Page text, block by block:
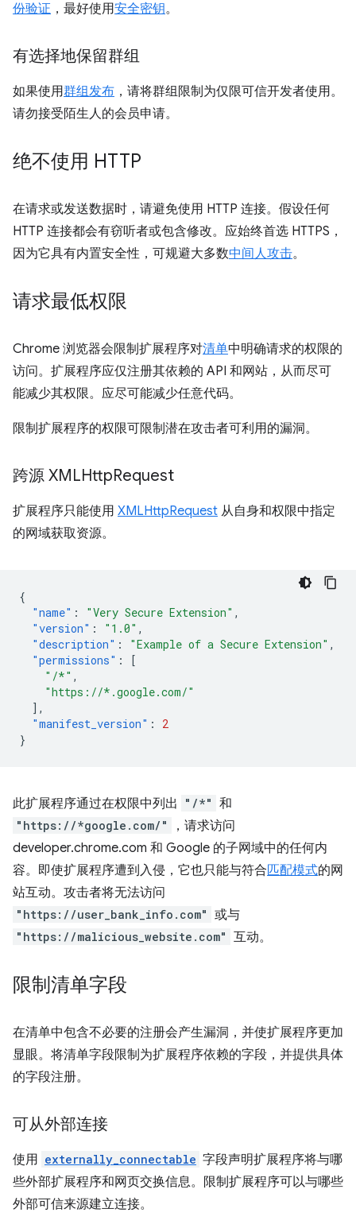
份验证 ，最好使用安全密钥。
有选择地保留群组
如果使用群组发布 ，请将群组限制为仅限可信开发者使用。
请勿接受陌生人的会员申请。
绝不使用 HTTP
在请求或发送数据时，请避免使用 HTTP 连接。假设任何
HTTP 连接都会有窃听者或包含修改。应始终首选 HTTPS，
因为它具有内置安全性，可规避大多数中间人攻击。
请求最低权限
Chrome 浏览器会限制扩展程序对清单中明确请求的权限的
访问。扩展程序应仅注册其依赖的 API 和网站，从而尽可
能减少其权限。应尽可能减少任意代码。
限制扩展程序的权限可限制潜在攻击者可利用的漏洞。
跨源 XMLHttpRequest
扩展程序只能使用 XMLHttpRequest 从自身和权限中指定
的网域获取资源。
{
"name" : "Very Secure Extension" ,
"version" : "1.0" ,
"description" : "Example of a Secure Extension" ,
"permissions" :
[
"/*" ,
"https://*.google.com/"
],
"manifest_version" :
2
}
此扩展程序通过在权限中列出 "/*" 和
"https://*google.com/"
，请求访问
developer.chrome.com 和 Google 的子网域中的任何内
容。即使扩展程序遭到入侵，它也只能与符合匹配模式的网
站互动。攻击者将无法访问
"https://user_bank_info.com" 或与
"https://malicious_website.com" 互动。
限制清单字段
在清单中包含不必要的注册会产生漏洞，并使扩展程序更加
显眼。将清单字段限制为扩展程序依赖的字段，并提供具体
的字段注册。
可从外部连接
使用 externally_connectable 字段声明扩展程序将与哪
些外部扩展程序和网页交换信息。限制扩展程序可以与哪些
外部可信来源建立连接。